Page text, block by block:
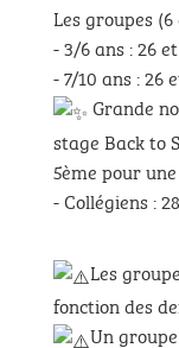
Les groupes
- 3/6 ans : 26
- 7/10 ans : 26
Grande
stage Back to
5ème pour
- Collégiens :
Les
fonction des
Un